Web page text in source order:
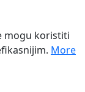
mogu koristiti
More